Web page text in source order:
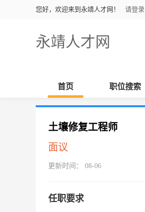
您好，欢迎来到永靖人才网！ 请登录
永靖人才网
首页 职位搜索
土壤修复工程师
面议
更新时间： 08-06
任职要求